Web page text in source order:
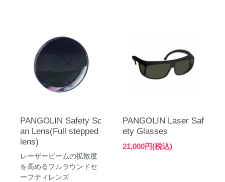
PANGOLIN Safety Sc
an Lens(Full stepped
lens)
レーザービームの拡散度
を高めるフルラウンドセ
ーフティレンズ
PANGOLIN Laser Saf
ety Glasses
21,000円(税込)